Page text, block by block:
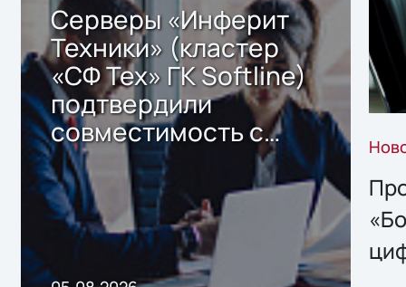
Серверы «Инферит
Техники» (кластер
«СФ Тех» ГК Softline)
подтвердили
совместимость с
решением Sharx
Storage 2.x для
хранения данных